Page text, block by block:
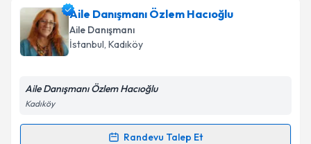
Uzman Aile Danışmanı Burcu Akmızrak
randevu takvimi talebi oluşturun. Size bu uzmandan
randevu almanız için bir takvim hazırlandığında e-
posta ile bilgilendireceğiz.
E-posta Adresiniz
Aile Danışmanı Özlem Hacıoğlu
Aile Danışmanı
İstanbul, Kadıköy
Aile Danışmanı Özlem Hacıoğlu
Kadıköy
Randevu Talep Et